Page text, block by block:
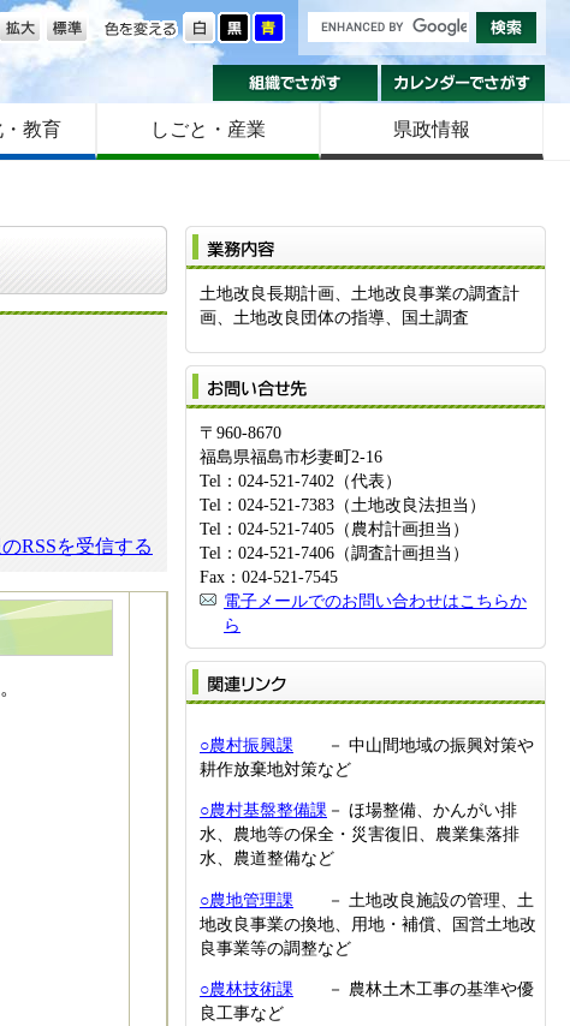
色を変える
字の大きさ
組織でさがす
教育 しごと・産業 県政情報
RSSを受信する
土地改良長期計画、土地改良事業の調査計
画、土地改良団体の指導、国土調査
〒960-8670
福島県福島市杉妻町2-16
Tel：024-521-7402（代表）
Tel：024-521-7383（土地改良法担当）
Tel：024-521-7405（農村計画担当）
Tel：024-521-7406（調査計画担当）
Fax：024-521-7545
電子メールでのお問い合わせはこちらか
ら
○農村振興課 － 中山間地域の振興対策や
耕作放棄地対策など
○農村基盤整備課 － ほ場整備、かんがい排
水、農地等の保全・災害復旧、農業集落排
水、農道整備など
○農地管理課 － 土地改良施設の管理、土
地改良事業の換地、用地・補償、国営土地改
良事業等の調整など
○農林技術課 － 農林土木工事の基準や優
良工事など